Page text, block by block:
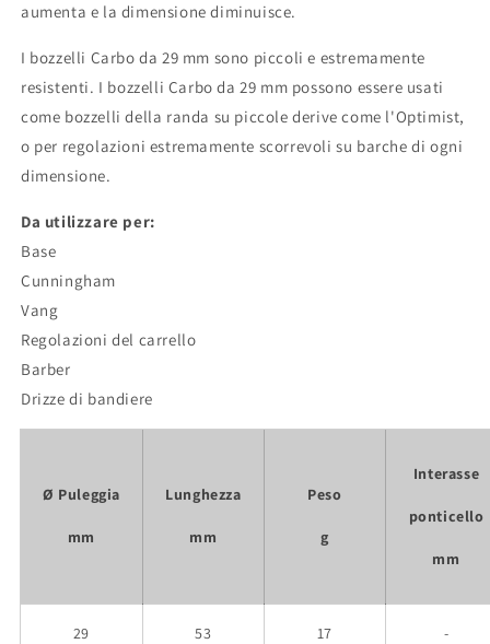
aumenta e la dimensione diminuisce.
I bozzelli Carbo da 29 mm sono piccoli e estremamente
resistenti. I bozzelli Carbo da 29 mm possono essere usati
come bozzelli della randa su piccole derive come l'Optimist,
o per regolazioni estremamente scorrevoli su barche di ogni
dimensione.
Da utilizzare per:
Base
Cunningham
Vang
Regolazioni del carrello
Barber
Drizze di bandiere
Ø Puleggia
mm
Lunghezza
mm
Peso
g
Interasse
ponticello
mm
29 53 17 -